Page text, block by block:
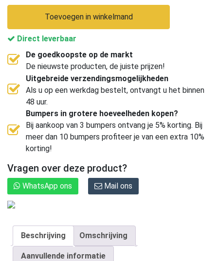
Toevoegen in winkelmand
Direct leverbaar
De goedkoopste op de markt
De nieuwste producten, de juiste prijzen!
Uitgebreide verzendingsmogelijkheden
Als u op een werkdag bestelt, ontvangt u het binnen
48 uur.
Bumpers in grotere hoeveelheden kopen?
Bij aankoop van 3 bumpers ontvang je 5% korting. Bij
meer dan 10 bumpers profiteer je van een extra 10%
korting!
Vragen over deze product?
WhatsApp ons Mail ons
Beschrijving Omschrijving
Aanvullende informatie